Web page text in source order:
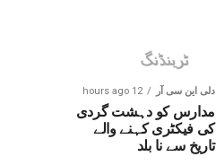
ٹرینڈنگ
دلی این سی آر 12 hours ago
مدارس کو دہشت گردی
کی فیکٹری کہنے والے
تاریخ سے نا بلد